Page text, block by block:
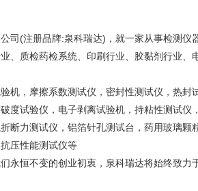
司(注册品牌:泉科瑞达)，就一家从事检测
、质检药检系统、印刷行业、胶黏剂行业
机，摩擦系数测试仪，密封性测试仪，热
度试验仪，电子剥离试验机，持粘性测试
断力测试仪，铝箔针孔测试台，药用玻璃
压性能测试仪等
永恒不变的创业初衷，泉科瑞达将始终致力